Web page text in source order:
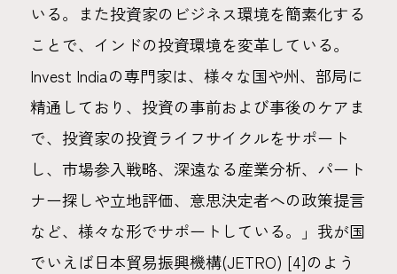
いる。また投資家のビジネス環境を簡素化する
ことで、インドの投資環境を変革している。
Invest Indiaの専門家は、様々な国や州、部局に
精通しており、投資の事前および事後のケアま
で、投資家の投資ライフサイクルをサポート
し、市場参入戦略、深遠なる産業分析、パート
ナー探しや立地評価、意思決定者への政策提言
など、様々な形でサポートしている。」我が国
でいえば日本貿易振興機構(JETRO) [4]のよう